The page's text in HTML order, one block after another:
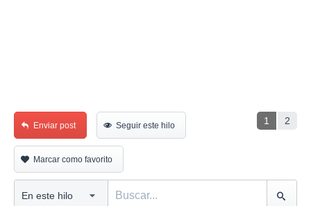
1 2
Enviar post Seguir este hilo
Marcar como favorito